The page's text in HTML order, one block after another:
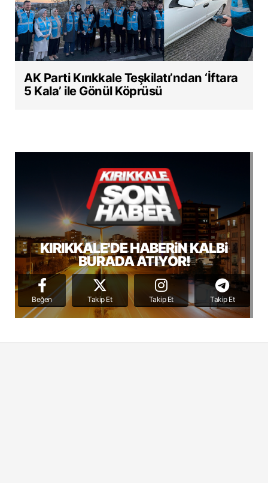
AK Parti Kırıkkale Teşkilatı’ndan ‘İftara
5 Kala’ ile Gönül Köprüsü
KIRIKKALE'DE HABERiN KALBi
BURADA ATIYOR!
Beğen Takip Et Takip Et Takip Et